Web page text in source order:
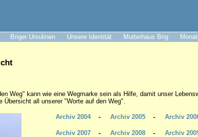
Briger Ursulinen Unsere Identität Mutterhaus Brig
Weg" kann wie eine Wegmarke sein als Hilfe, damit unser
Übersicht all unserer "Worte auf den Weg".
Archiv 2004- Archiv 2005 - Archiv
Archiv 2007 - Archiv 2008 - Archiv